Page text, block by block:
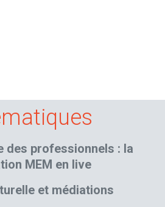
des professionnels : la
MEM en live
et médiations